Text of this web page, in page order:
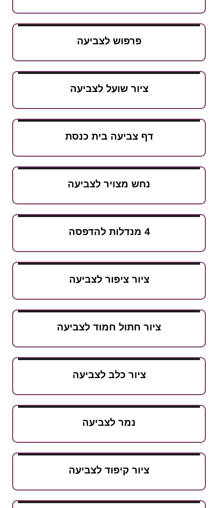
פרפוש לצביעה
ציור שועל לצביעה
דף צביעה בית כנסת
נחש מצויר לצביעה
4 מנדלות להדפסה
ציור ציפור לצביעה
ציור חתול חמוד לצביעה
ציור כלב לצביעה
נמר לצביעה
ציור קיפוד לצביעה